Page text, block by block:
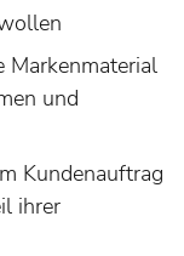
Markenmaterial
und
Kundenauftrag
ihrer